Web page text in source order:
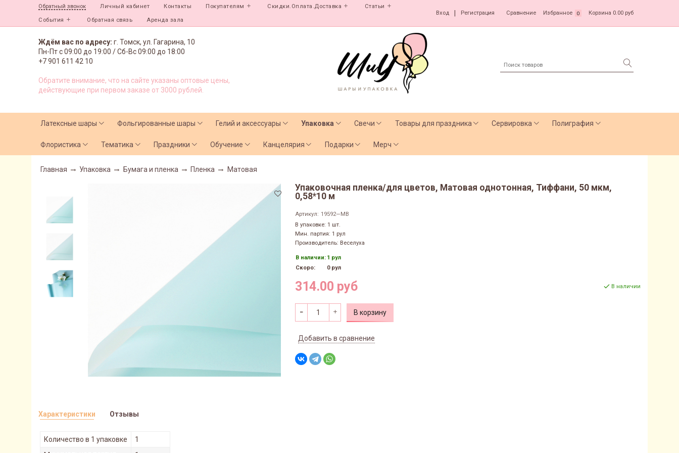
Обратный звонок Личный кабинет Контакты Покупателям Скидки.Оплата.Доставка Статьи
События Обратная связь Аренда зала
Вход Регистрация Сравнение Избранное 0 Корзина 0.00 руб
Ждём вас по адресу: г. Томск, ул. Гагарина, 10
Пн-Пт с09:00 до 19:00 /Сб-Вс 09:00 до 18:00
+7 901 611 42 10
Обратите внимание, что на сайте указаны оптовые цены,
действующие при первом заказе от 3000 рублей.
Латексные шары Фольгированные шары Гелий и аксессуары Упаковка Свечи Товары для праздника Сервировка Полиграфия
Флористика Тематика Праздники Обучение Канцелярия Подарки Мерч
Главная Упаковка Бумага и пленка Пленка Матовая
Упаковочная пленка/для цветов, Матовая однотонная, Тиффани, 50 мкм,
0,58*10 м
Артикул: 19592—MB
В упаковке: 1 шт.
Мин. партия: 1 рул
Производитель: Веселуха
В наличии: 1 рул
Скоро:
0 рул
314.00 руб В наличии
В корзину
Добавить в сравнение
Характеристики
Количество в 1 упаковке
1
Отзывы